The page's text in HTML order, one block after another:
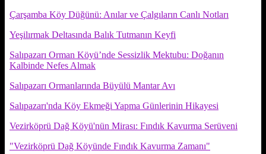
Çarşamba Köy Düğünü: Anılar ve Çalgıların Canlı Notları
Yeşilırmak Deltasında Balık Tutmanın Keyfi
Salıpazarı Orman Köyü’nde Sessizlik Mektubu: Doğanın
Kalbinde Nefes Almak
Salıpazarı Ormanlarında Büyülü Mantar Avı
Salıpazarı'nda Köy Ekmeği Yapma Günlerinin Hikayesi
Vezirköprü Dağ Köyü'nün Mirası: Fındık Kavurma Serüveni
"Vezirköprü Dağ Köyünde Fındık Kavurma Zamanı"